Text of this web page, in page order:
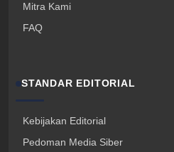
Mitra Kami
FAQ
STANDAR EDITORIAL
Kebijakan Editorial
Pedoman Media Siber